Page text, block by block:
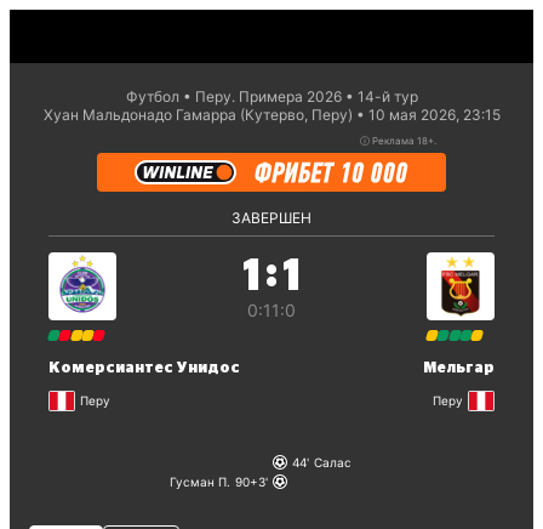
Футбол Перу. Примера 2026
14-й тур
Хуан Мальдонадо Гамарра (Кутерво, Перу)
10 мая 2026, 23:15
ⓘ Реклама 18+.
ЗАВЕРШЕН
Комерсиантес Унидос
Перу
1 :1
0:11:0
Мельгар
Перу
44 Салас
Гусман П. 90+3